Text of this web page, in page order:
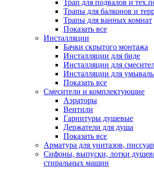
Трап для подвалов и
Трапы для балконов и
Трапы для ванных комнат
Показать все
Инсталляции
Бачки скрытого монтажа
Инсталляции для биде
Инсталляции для
Инсталляции для
Показать все
Смесители и комплектующие
Аэраторы
Вентили
Гарнитуры душевые
Держатели для душа
Показать все
Арматура для унитазов,
Сифоны, выпуски, лотки
стиральных машин